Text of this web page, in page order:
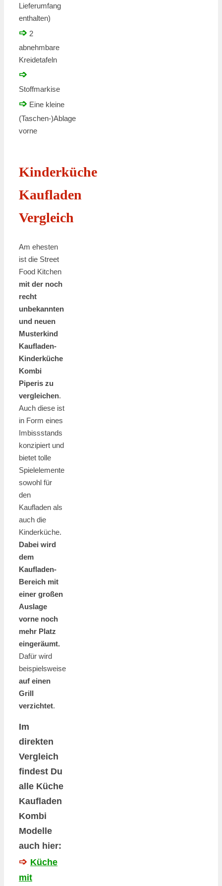
Lieferumfang
enthalten)
➩ 2
abnehmbare
Kreidetafeln
➩
Stoffmarkise
➩ Eine kleine
(Taschen-)Ablage
vorne
Kinderküche
Kaufladen
Vergleich
Am ehesten
ist die Street
Food Kitchen
mit der noch
recht
unbekannten
und neuen
Musterkind
Kaufladen-
Kinderküche
Kombi
Piperis zu
vergleichen.
Auch diese ist
in Form eines
Imbissstands
konzipiert und
bietet tolle
Spielelemente
sowohl für
den
Kaufladen als
auch die
Kinderküche.
Dabei wird
dem
Kaufladen-
Bereich mit
einer großen
Auslage
vorne noch
mehr Platz
eingeräumt.
Dafür wird
beispielsweise
auf einen
Grill
verzichtet.
Im
direkten
Vergleich
findest Du
alle Küche
Kaufladen
Kombi
Modelle
auch hier:
➩ Küche
mit